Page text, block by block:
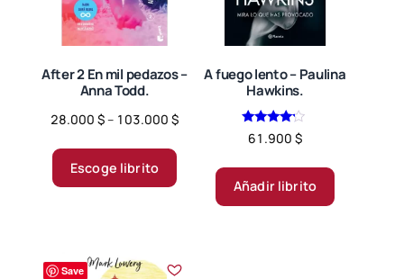
de
After 2 En mil pedazos –
Anna Todd.
28.000 $– 103.000 $Price
through
103.000 $
Escoge librito
producto
A fuego lento – Paulina
Hawkins.
Valorado
en
de 5
61.900 $
Añadir librito
Save